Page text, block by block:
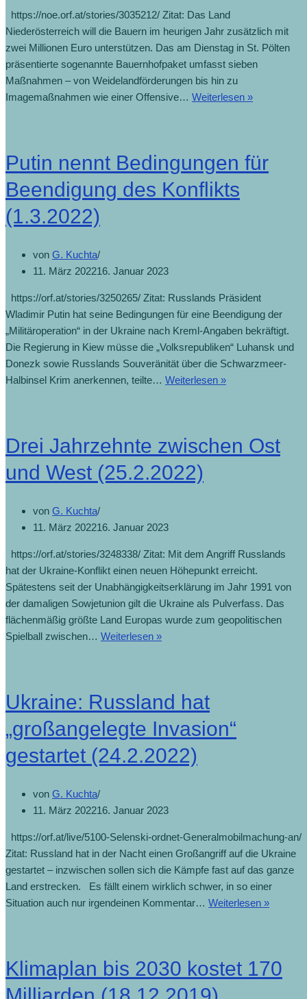
https://noe.orf.at/stories/3035212/ Zitat: Das Land
Niederösterreich will die Bauern im heurigen Jahr zusätzlich mit
zwei Millionen Euro unterstützen. Das am Dienstag in St. Pölten
präsentierte sogenannte Bauernhofpaket umfasst sieben
Maßnahmen – von Weidelandförderungen bis hin zu
Imagemaßnahmen wie einer Offensive… Weiterlesen »Land
Putin nennt Bedingungen für
Beendigung des Konflikts
(1.3.2022)
von G. Kuchta
11. März 202216. Januar 2023
https://orf.at/stories/3250265/ Zitat: Russlands Präsident
Wladimir Putin hat seine Bedingungen für eine Beendigung der
„Militäroperation“ in der Ukraine nach Kreml-Angaben bekräftigt.
Die Regierung in Kiew müsse die „Volksrepubliken“ Luhansk und
Donezk sowie Russlands Souveränität über die Schwarzmeer-
Halbinsel Krim anerkennen, teilte… Weiterlesen »Putin
Beendigung
Drei Jahrzehnte zwischen Ost
und West (25.2.2022)
von G. Kuchta
11. März 202216. Januar 2023
https://orf.at/stories/3248338/ Zitat: Mit dem Angriff Russlands
hat der Ukraine-Konflikt einen neuen Höhepunkt erreicht.
Spätestens seit der Unabhängigkeitserklärung im Jahr 1991 von
der damaligen Sowjetunion gilt die Ukraine als Pulverfass. Das
flächenmäßig größte Land Europas wurde zum geopolitischen
Spielball zwischen… Weiterlesen »Drei
und
(25.2.2022)
Ukraine: Russland hat
„großangelegte Invasion“
gestartet (24.2.2022)
von G. Kuchta
11. März 202216. Januar 2023
https://orf.at/live/5100-Selenski-ordnet-Generalmobilmachung-an/
Zitat: Russland hat in der Nacht einen Großangriff auf die Ukraine
gestartet – inzwischen sollen sich die Kämpfe fast auf das ganze
Land erstrecken. Es fällt einem wirklich schwer, in so einer
Situation auch nur irgendeinen Kommentar… Weiterlesen »Ukraine:
Klimaplan bis 2030 kostet 170